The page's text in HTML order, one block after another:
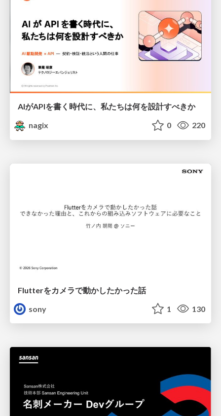
AIがAPIを書く時代に、私たちは何を設計すべきか
nagix
0 220
Flutterをカメラで動かしたかった話
sony
1 130